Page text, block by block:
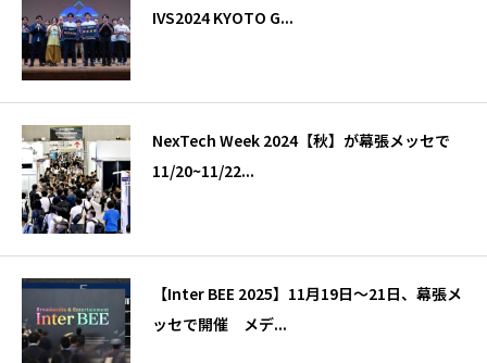
IVS2024 KYOTO G...
NexTech Week 2024【秋】が幕張メッセで
11/20~11/22...
【Inter BEE 2025】11月19日～21日、幕張メ
ッセで開催 メデ...